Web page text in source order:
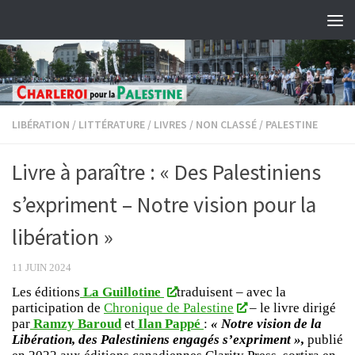
LIBÉRATION / LITTÉRATURE / LIVRES / NON CLASSÉ / PALESTINE
Livre à paraître : « Des Palestiniens
s’expriment – Notre vision pour la
libération »
11 JUIN 2024
Les éditions La Guillotine
traduisent – avec la
participation de Chronique de Palestine
– le livre dirigé
par Ramzy Baroudet Ilan Pappé : « Notre vision de la
Libération, des Palestiniens engagés s’expriment », publié